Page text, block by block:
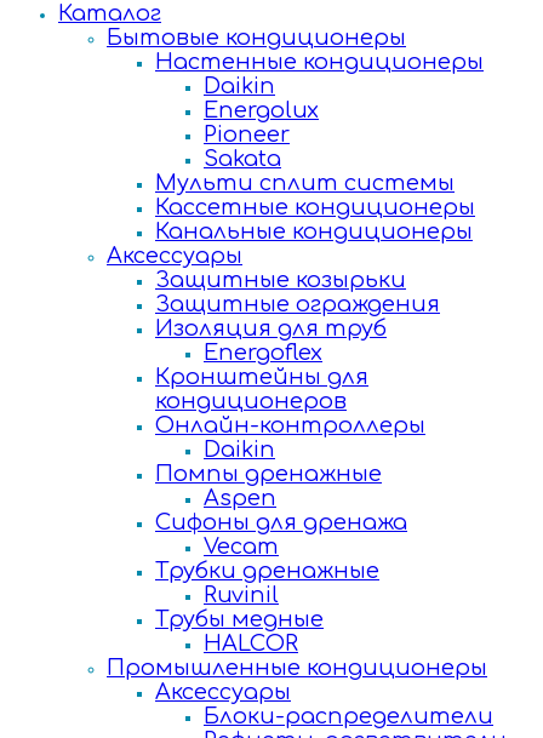
Каталог
Бытовые кондиционеры
Настенные кондиционеры
Daikin
Energolux
Pioneer
Sakata
Мульти сплит системы
Кассетные кондиционеры
Канальные кондиционеры
Аксессуары
Защитные козырьки
Защитные ограждения
Изоляция для труб
Energoflex
Кронштейны для
кондиционеров
Онлайн-контроллеры
Daikin
Помпы дренажные
Aspen
Сифоны для дренажа
Vecam
Трубки дренажные
Ruvinil
Трубы медные
HALCOR
Промышленные кондиционеры
Аксессуары
Блоки-распределители